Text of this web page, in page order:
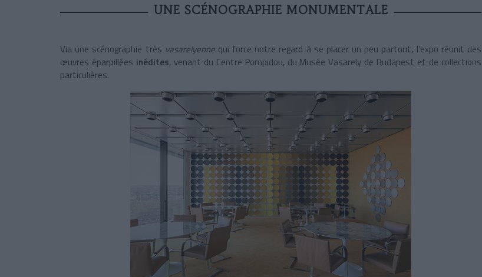
UNE SCÉNOGRAPHIE MONUMENTALE
Via une scénographie très vasarelyennequi force notre regard à se placer un peu partout, l’expo réunit des
œuvres éparpillées inédites, venant du Centre Pompidou, du Musée Vasarely de Budapest et de collections
particulières.